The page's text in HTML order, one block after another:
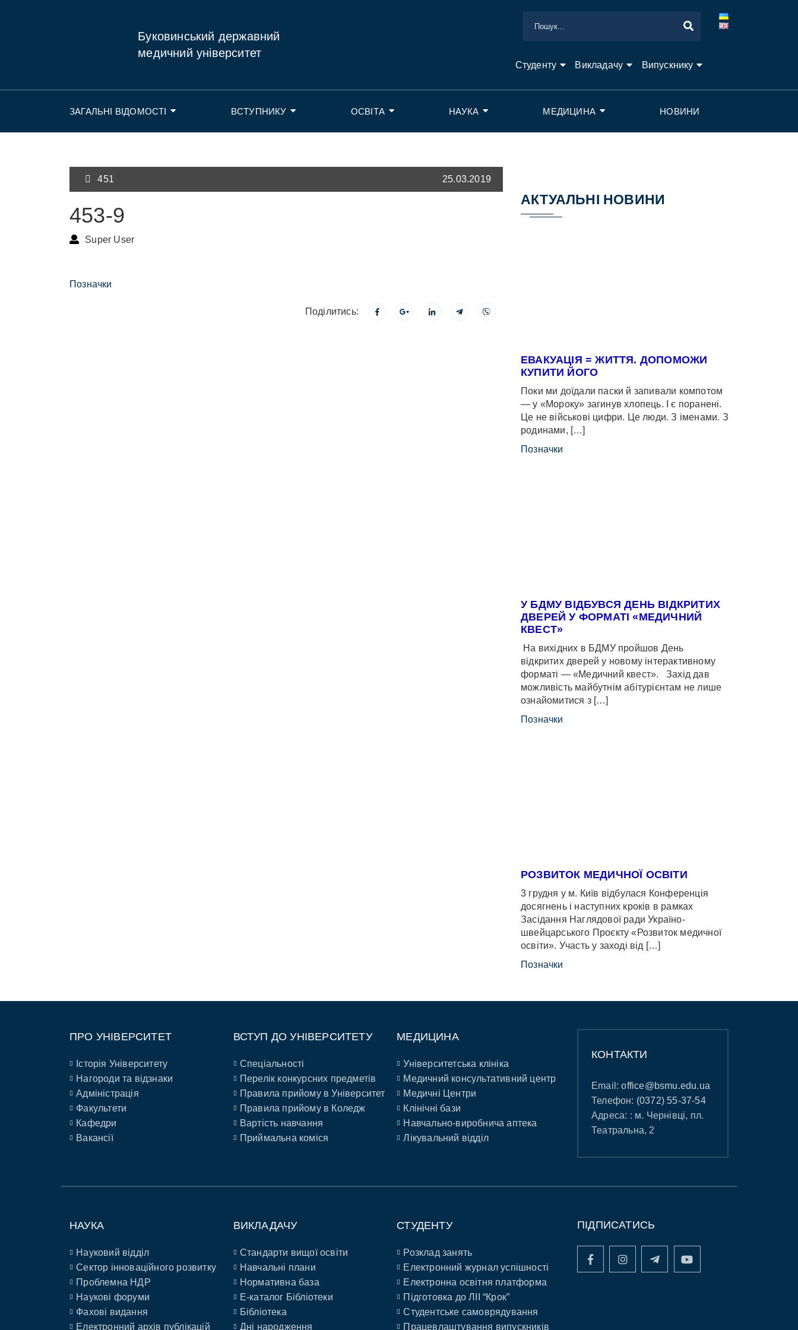
Буковинський державний
медичний університет
Студенту Викладачу Випускнику
ЗАГАЛЬНІ ВІДОМОСТІ ВСТУПНИКУ ОСВІТА НАУКА МЕДИЦИНА НОВИНИ
451 25.03.2019
453-9
Super User
Позначки
Поділитись:
АКТУАЛЬНІ НОВИНИ
ЕВАКУАЦІЯ = ЖИТТЯ. ДОПОМОЖИ
КУПИТИ ЙОГО
Поки ми доїдали паски й запивали компотом
— у «Мороку» загинув хлопець. І є поранені.
Це не військові цифри. Це люди. З іменами. З
родинами, […]
Позначки
У БДМУ ВІДБУВСЯ ДЕНЬ ВІДКРИТИХ
ДВЕРЕЙ У ФОРМАТІ «МЕДИЧНИЙ
КВЕСТ»
На вихідних в БДМУ пройшов День
відкритих дверей у новому інтерактивному
форматі — «Медичний квест». Захід дав
можливість майбутнім абітурієнтам не лише
ознайомитися з […]
Позначки
РОЗВИТОК МЕДИЧНОЇ ОСВІТИ
3 грудня у м. Київ відбулася Конференція
досягнень і наступних кроків в рамках
Засідання Наглядової ради Україно-
швейцарського Проєкту «Розвиток медичної
освіти». Участь у заході від […]
Позначки
ПРО УНІВЕРСИТЕТ
Історія Університету
Нагороди та відзнаки
Адміністрація
Факультети
Кафедри
Вакансії
ВСТУП ДО УНІВЕРСИТЕТУ
Спеціальності
Перелік конкурсних предметів
Правила прийому в Університет
Правила прийому в Коледж
Вартість навчання
Приймальна коміся
МЕДИЦИНА
Університетська клініка
Медичний консультативний центр
Медичні Центри
Клінічні бази
Навчально-виробнича аптека
Лікувальний відділ
КОНТАКТИ
Email:office@bsmu.edu.ua
Телефон: (0372) 55-37-54
Адреса: : м. Чернівці, пл.
Театральна, 2
НАУКА
Науковий відділ
Сектор інноваційного розвитку
Проблемна НДР
Наукові форуми
Фахові видання
Електронний архів публікацій
ВИКЛАДАЧУ
Стандарти вищої освіти
Навчальні плани
Нормативна база
E-каталог Бібліотеки
Бібліотека
Дні народження
СТУДЕНТУ
Розклад занять
Електронний журнал успішності
Електронна освітня платформа
Підготовка до ЛІІ “Крок”
Студентське самоврядування
Працевлаштування випускників
ПІДПИСАТИСЬ